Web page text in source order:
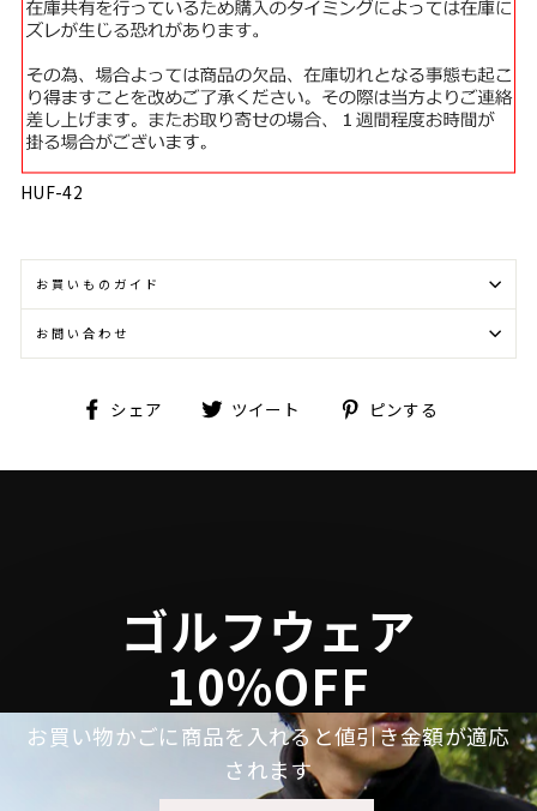
HUF-42
お買いものガイド
お問い合わせ
シェア
Facebookツイート
Twitterピンする
ゴルフウェア
10%OFF
お買い物かごに商品を入れると値引き金額が適応
されます